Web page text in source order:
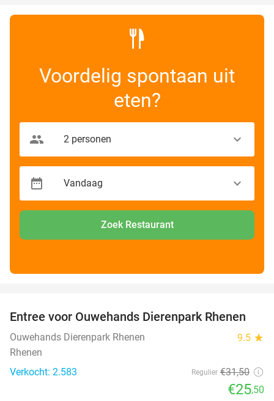
Voordelig spontaan uit
eten?
Zoek Restaurant
19%
Entree voor Ouwehands Dierenpark Rhenen
Ouwehands Dierenpark Rhenen 9.5 star
Rhenen
Verkocht: 2.583
Regulier €31,50
€25,50